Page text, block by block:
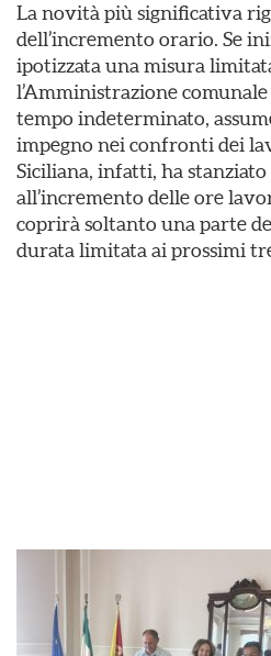
La novità più significativa
dell’incremento orario. Se
ipotizzata una misura
l’Amministrazione
tempo indeterminato,
impegno nei confronti dei
Siciliana, infatti, ha
all’incremento delle ore
coprirà soltanto una parte
durata limitata ai prossimi